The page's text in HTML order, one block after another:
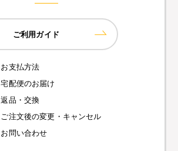
ご利用ガイド
お支払方法
宅配便のお届け
返品・交換
ご注文後の変更・キャンセル
お問い合わせ